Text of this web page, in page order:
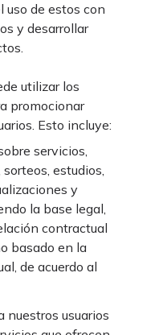
uso de estos con
y desarrollar
utilizar los
promocionar
Esto incluye:
servicios,
estudios,
y
la base legal,
contractual
basado en la
de acuerdo al
nuestros usuarios